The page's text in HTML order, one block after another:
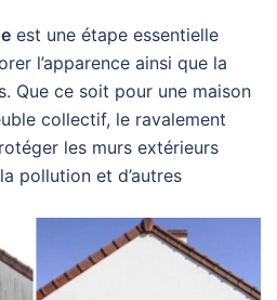
est une étape essentielle
l’apparence ainsi que la
Que ce soit pour une maison
collectif, le ravalement
les murs extérieurs
pollution et d’autres